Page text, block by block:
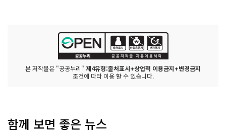
본 저작물은 "공공누리" 제4유형:출처표시+상업적 이용금지+변경금지
조건에 따라 이용 할 수 있습니다.
함께 보면 좋은 뉴스